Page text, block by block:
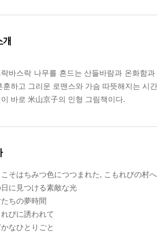
개
락바스락 나무를 흔드는 산들바람과 온화함
훈하고 그리운 로맨스와 가슴 따뜻해지는 시
바로 米山京子의 인형 그림책이다.
こそはちみつ色につつまれた, こもれびの村へ
に見つける素敵な光
ちの夢時間
びに誘われて
なひとりごと